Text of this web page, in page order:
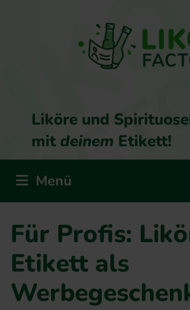
Liköre und
mit deinem Etikett!
Menü
Für Profis:
Etikett als